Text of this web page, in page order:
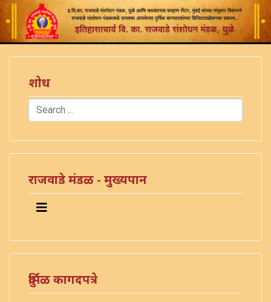
शोध
Search
राजवाडे मंडळ - मुख्यपान
दुर्मिळ कागदपत्रे